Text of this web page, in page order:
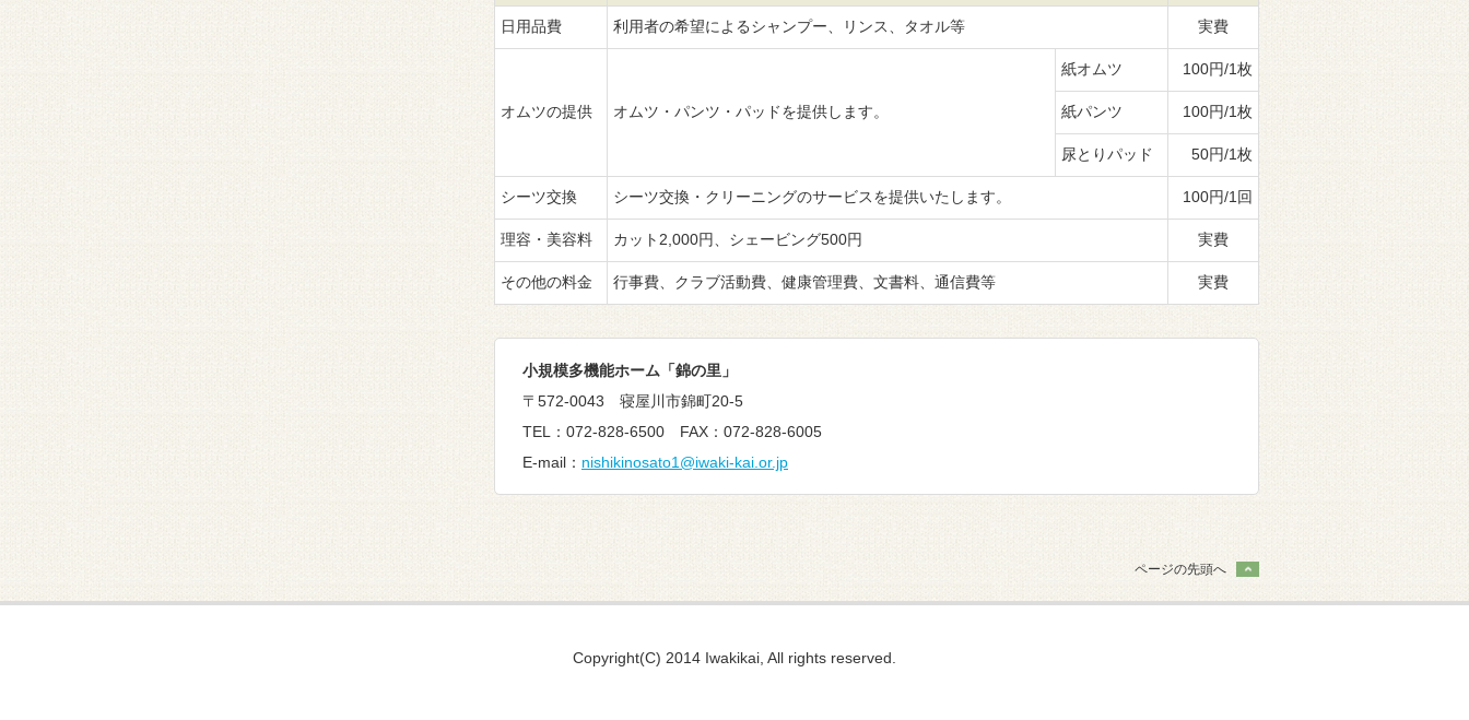
日用品費 利用者の希望によるシャンプー、リンス、タオル等 実費
オムツの提供 オムツ・パンツ・パッドを提供します。
紙オムツ 100円/1枚
紙パンツ 100円/1枚
尿とりパッド 50円/1枚
シーツ交換 シーツ交換・クリーニングのサービスを提供いたします。 100円/1回
理容・美容料 カット2,000円、シェービング500円 実費
その他の料金 行事費、クラブ活動費、健康管理費、文書料、通信費等 実費
小規模多機能ホーム「錦の里 」
〒572-0043 寝屋川市錦町20-5
TEL：072-828-6500 FAX：072-828-6005
E-mail： nishikinosato1@iwaki-kai.or.jp
ページの先頭へ
Copyright(C) 2014 Iwakikai, All rights reserved.